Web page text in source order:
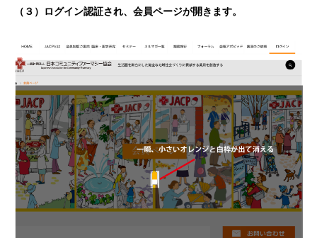
（３）ログイン認証され、会員ページが開きます。